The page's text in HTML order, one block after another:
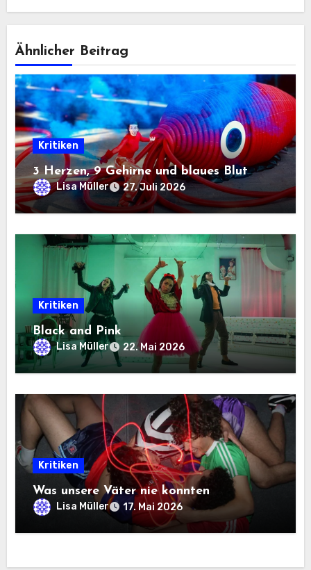
Ähnlicher Beitrag
Kritiken
3 Herzen, 9 Gehirne und blaues Blut
Lisa Müller 27. Juli 2026
Kritiken
Black and Pink
Lisa Müller 22. Mai 2026
Kritiken
Was unsere Väter nie konnten
Lisa Müller 17. Mai 2026